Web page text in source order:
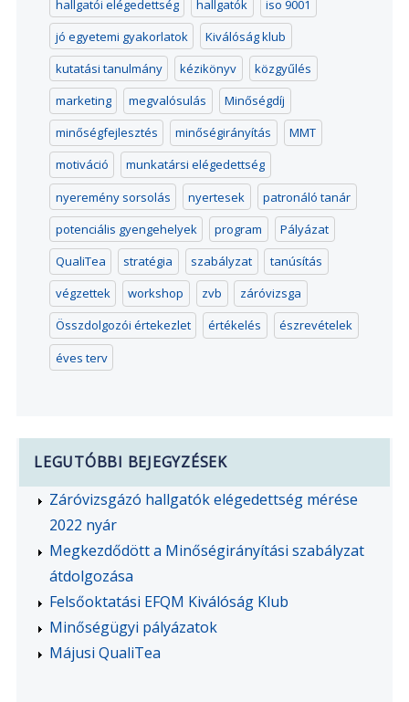
hallgatói elégedettség
hallgatók
iso 9001
jó egyetemi gyakorlatok
Kiválóság klub
kutatási tanulmány
kézikönyv
közgyűlés
marketing
megvalósulás
Minőségdíj
minőségfejlesztés
minőségirányítás
MMT
motiváció
munkatársi elégedettség
nyeremény sorsolás
nyertesek
patronáló tanár
potenciális gyengehelyek
program
Pályázat
QualiTea
stratégia szabályzat
tanúsítás
végzettek
workshop zvb
záróvizsga
Összdolgozói értekezlet
értékelés
észrevételek
éves terv
LEGUTÓBBI BEJEGYZÉSEK
Záróvizsgázó hallgatók elégedettség mérése
2022 nyár
Megkezdődött a Minőségirányítási szabályzat
átdolgozása
Felsőoktatási EFQM Kiválóság Klub
Minőségügyi pályázatok
Májusi QualiTea